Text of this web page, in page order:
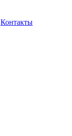
Контакты